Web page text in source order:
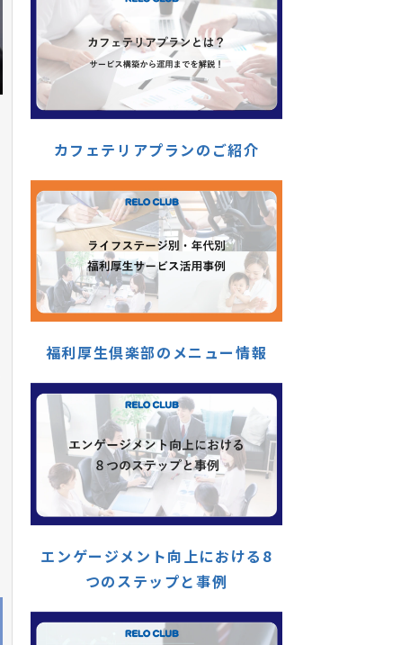
カフェテリアプランのご紹介
福利厚生倶楽部のメニュー情報
エンゲージメント向上における8
つのステップと事例